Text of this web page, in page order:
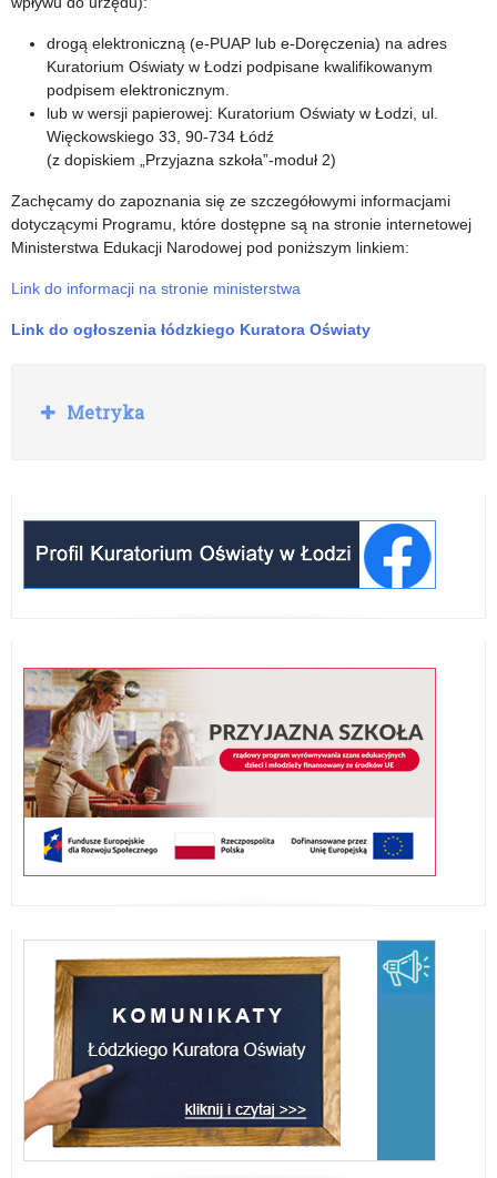
drogą elektroniczną (e-PUAP lub e-Doręczenia) na adres
Kuratorium Oświaty w Łodzi podpisane kwalifikowanym
podpisem elektronicznym.
lub w wersji papierowej: Kuratorium Oświaty w Łodzi, ul.
Więckowskiego 33, 90-734 Łódź
(z dopiskiem „Przyjazna szkoła”-moduł 2)
Zachęcamy do zapoznania się ze szczegółowymi informacjami
dotyczącymi Programu, które dostępne są na stronie internetowej
Ministerstwa Edukacji Narodowej pod poniższym linkiem:
Link do informacji na stronie ministerstwa
Link do ogłoszenia łódzkiego Kuratora Oświaty
Rozwiń
Metryka